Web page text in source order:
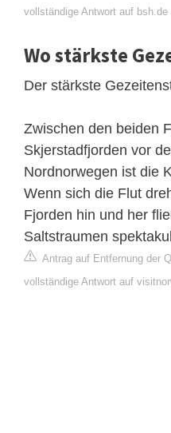
vollständige Antwort auf bsh.de
Wo stärkste
Der stärkste
Zwischen den beiden
Skjerstadfjorden vor
Nordnorwegen ist die
Wenn sich die Flut
Fjorden hin und her
Saltstraumen
Antrag auf Entfernung der
vollständige Antwort auf